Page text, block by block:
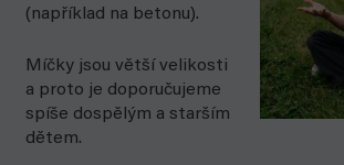
(například na betonu).
Míčky jsou větší velikosti
a proto je doporučujeme
spíše dospělým a starším
dětem.